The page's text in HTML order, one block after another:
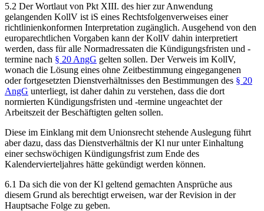
5.2 Der Wortlaut von Pkt XIII. des hier zur Anwendung
gelangenden KollV ist iS eines Rechtsfolgenverweises einer
richtlinienkonformen Interpretation zugänglich. Ausgehend von den
europarechtlichen Vorgaben kann der KollV dahin interpretiert
werden, dass für alle Normadressaten die Kündigungsfristen und -
termine nach § 20 AngG gelten sollen. Der Verweis im KollV,
wonach die Lösung eines ohne Zeitbestimmung eingegangenen
oder fortgesetzten Dienstverhältnisses den Bestimmungen des § 20
AngG unterliegt, ist daher dahin zu verstehen, dass die dort
normierten Kündigungsfristen und -termine ungeachtet der
Arbeitszeit der Beschäftigten gelten sollen.
Diese im Einklang mit dem Unionsrecht stehende Auslegung führt
aber dazu, dass das Dienstverhältnis der Kl nur unter Einhaltung
einer sechswöchigen Kündigungsfrist zum Ende des
Kalendervierteljahres hätte gekündigt werden können.
6.1 Da sich die von der Kl geltend gemachten Ansprüche aus
diesem Grund als berechtigt erweisen, war der Revision in der
Hauptsache Folge zu geben.